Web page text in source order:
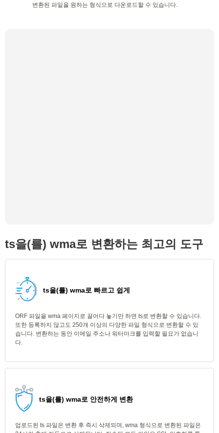
변환된 파일을 원하는 형식으로 다운로드할 수 있습니다.
ts을(를) wma로 변환하는 최고의 도구
ts을(를) wma로 빠르고 쉽게
ORF 파일을 wma 페이지로 끌어다 놓기만 하면 ts로 변환할 수 있습니다.
또한 등록하지 않고도 250개 이상의 다양한 파일 형식으로 변환할 수 있
습니다. 변환하는 동안 이메일 주소나 워터마크를 입력할 필요가 없습니
다.
ts을(를) wma로 안전하게 변환
업로드된 ts 파일은 변환 후 즉시 삭제되며, wma 형식으로 변환된 파일은